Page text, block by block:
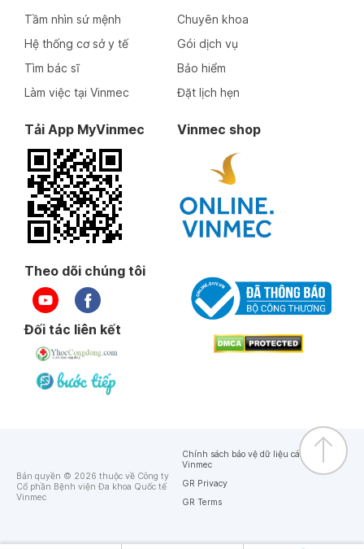
Tầm nhìn sứ mệnh
Hệ thống cơ sở y tế
Tìm bác sĩ
Làm việc tại Vinmec
Chuyên khoa
Gói dịch vụ
Bảo hiểm
Đặt lịch hẹn
Tải App MyVinmec Vinmec shop
Theo dõi chúng tôi
Đối tác liên kết
Bản quyền © 2026 thuộc về Công ty
Cổ phần Bệnh viện Đa khoa Quốc tế
Vinmec
Chính sách bảo vệ dữ liệu cá nhân của
Vinmec
GR Privacy
GR Terms